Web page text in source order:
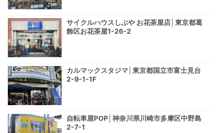
サイクルハウスしぶや お花茶屋店│東京都葛
飾区お花茶屋1-26-2
カルマックスタジマ│東京都国立市富士見台
2-9-1-1F
自転車屋POP│神奈川県川崎市多摩区中野島
2-7-1